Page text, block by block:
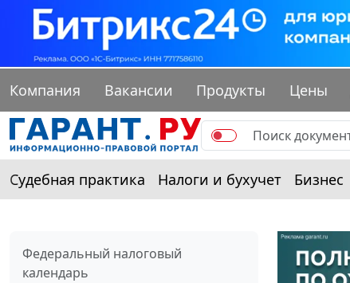
Компания Вакансии Продукты Цены
Судебная практика Налоги и бухучет Бизнес
Федеральный налоговый
календарь